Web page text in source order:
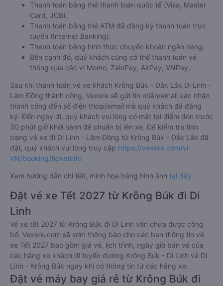
Thanh toán bằng thẻ thanh toán quốc tế (Visa, Master
Card, JCB).
Thanh toán bằng thẻ ATM đã đăng ký thanh toán trực
tuyến (Internet Banking).
Thanh toán bằng hình thức chuyển khoản ngân hàng.
Bên cạnh đó, quý khách cũng có thể thanh toán vé
thông qua các ví Momo, ZaloPay, AirPay, VNPay,…
Sau khi thanh toán vé xe khách Krông Búk - Đắk Lắk Di Linh -
Lâm Đồng thành công, Vexere sẽ gửi tin nhắn/email xác nhận
thành công đến số điện thoại/email mà quý khách đã đăng
ký. Đến ngày đi, quý khách vui lòng có mặt tại điểm đón trước
30 phút giờ khởi hành để chuẩn bị lên xe. Để kiểm tra tình
trạng vé xe đi Di Linh - Lâm Đồng từ Krông Búk - Đắk Lắk đã
đặt, quý khách vui lòng truy cập https://vexere.com/vi-
VN/booking/ticketinfo
Xem hướng dẫn chi tiết, minh họa bằng hình ảnh tại đây.
Đặt vé xe Tết 2027 từ Krông Búk đi Di
Linh
Vé xe tết 2027 từ Krông Búk đi Di Linh vẫn chưa được công
bố. Vexere.com sẽ sớm thông báo cho các bạn thông tin vé
xe Tết 2027 bao gồm giá vé, lịch trình, ngày giờ bán vé của
các hãng xe khách đi tuyến đường Krông Búk - Di Linh và Di
Linh - Krông Búk ngay khi có thông tin từ các hãng xe.
Đặt vé máy bay giá rẻ từ Krông Búk đi